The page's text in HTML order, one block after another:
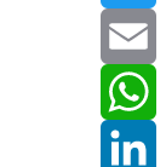
Twitter
Email
WhatsApp